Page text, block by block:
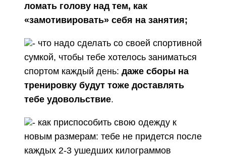
ломать голову над тем, как
«замотивировать» себя на занятия;
- что надо сделать со своей спортивной
сумкой, чтобы тебе хотелось заниматься
спортом каждый день: даже сборы на
тренировку будут тоже доставлять
тебе удовольствие.
- как приспособить свою одежду к
новым размерам: тебе не придется после
каждых 2-3 ушедших килограммов